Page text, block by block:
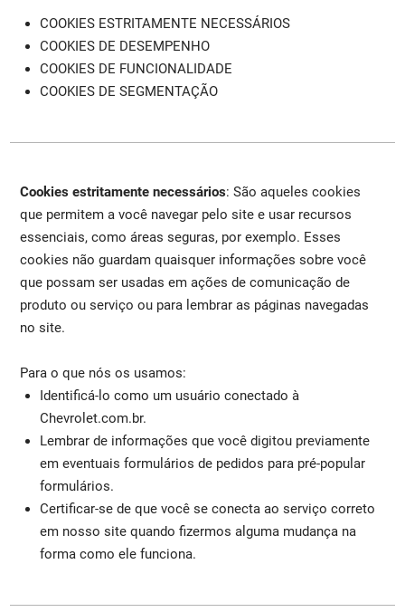
COOKIES ESTRITAMENTE NECESSÁRIOS
COOKIES DE DESEMPENHO
COOKIES DE FUNCIONALIDADE
COOKIES DE SEGMENTAÇÃO
Cookies estritamente necessários: São aqueles cookies
que permitem a você navegar pelo site e usar recursos
essenciais, como áreas seguras, por exemplo. Esses
cookies não guardam quaisquer informações sobre você
que possam ser usadas em ações de comunicação de
produto ou serviço ou para lembrar as páginas navegadas
no site.
Para o que nós os usamos:
Identificá-lo como um usuário conectado à
Chevrolet.com.br.
Lembrar de informações que você digitou previamente
em eventuais formulários de pedidos para pré-popular
formulários.
Certificar-se de que você se conecta ao serviço correto
em nosso site quando fizermos alguma mudança na
forma como ele funciona.